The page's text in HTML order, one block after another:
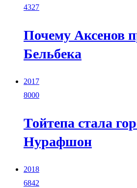
4327
Почему Аксенов
Бельбека
2017
8000
Тойтепа cтала
Нурафшон
2018
6842